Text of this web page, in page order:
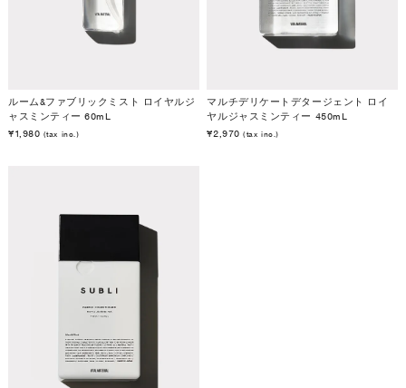
ルーム&ファブリックミスト ロイヤルジ
ャスミンティー 60mL
¥1,980 (tax inc.)
マルチデリケートデタージェント ロイ
ヤルジャスミンティー 450mL
¥2,970 (tax inc.)